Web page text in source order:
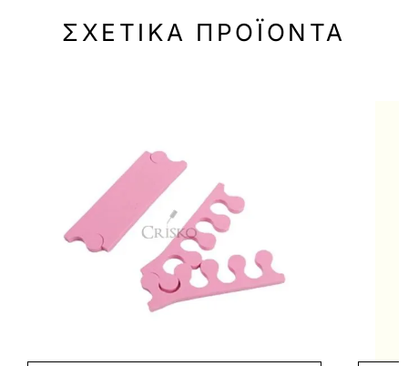
ΣΧΕΤΙΚΆ ΠΡΟΪΌΝΤΑ